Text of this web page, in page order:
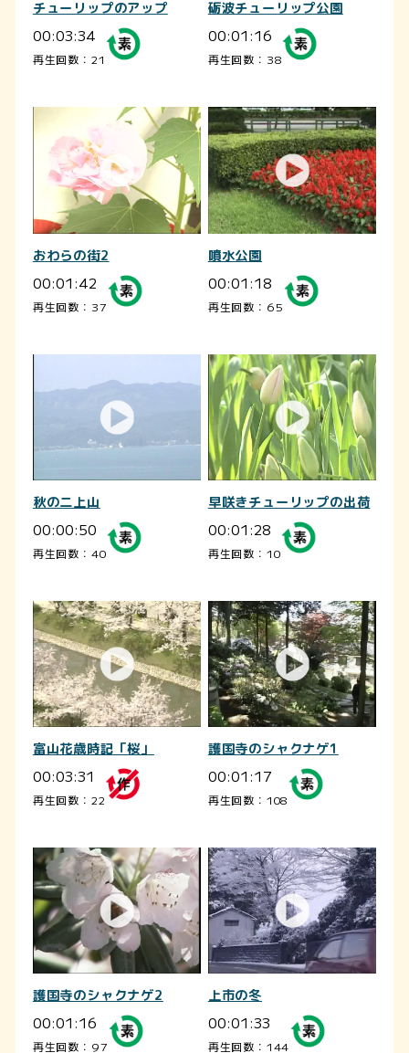
チューリップのアップ
00:03:34
再生回数：21
砺波チューリップ公園
00:01:16
再生回数：38
おわらの街2
00:01:42
再生回数：37
噴水公園
00:01:18
再生回数：65
秋の二上山
00:00:50
再生回数：40
早咲きチューリップの出荷
00:01:28
再生回数：10
富山花歳時記「桜」
00:03:31
再生回数：22
護国寺のシャクナゲ1
00:01:17
再生回数：108
護国寺のシャクナゲ2
00:01:16
再生回数：97
上市の冬
00:01:33
再生回数：144